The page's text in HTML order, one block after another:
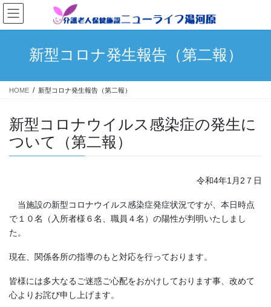
コ
ン
テ
ス
ナ
ビ
ゲ
ン
新型コロナ発生報告（第二報）
HOME 新型コロナ発生報告（第二報）
新型コロナウイルス感染症の発生に
ついて（第二報）
令和4年1月2７日
当施設の新型コロナウイルス感染症発症状況ですが、本日時点
で１０名（入所者様６名、職員４名）の陽性が判明いたしまし
た。
現在、関係各所の指導のもと対応を行っております。
皆様には多大なるご迷惑ご心配をおかけしております事、改めて
心よりお詫び申し上げます。